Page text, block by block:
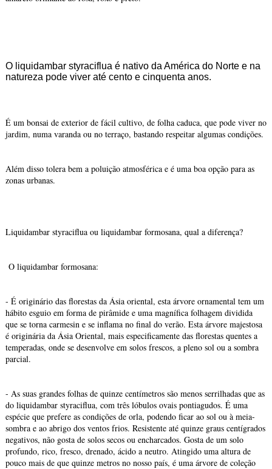
O liquidambar styraciflua é nativo da América do Norte e na
natureza pode viver até cento e cinquenta anos.
É um bonsai de exterior de fácil cultivo, de folha caduca, que pode viver no
jardim, numa varanda ou no terraço, bastando respeitar algumas condições.
Além disso tolera bem a poluição atmosférica e é uma boa opção para as
zonas urbanas.
Liquidambar styraciflua ou liquidambar formosana, qual a diferença?
O liquidambar formosana:
- É originário das florestas da Ásia oriental, esta árvore ornamental tem um
hábito esguio em forma de pirâmide e uma magnífica folhagem dividida
que se torna carmesin e se inflama no final do verão. Esta árvore majestosa
é originária da Ásia Oriental, mais especificamente das florestas quentes a
temperadas, onde se desenvolve em solos frescos, a pleno sol ou a sombra
parcial.
- As suas grandes folhas de quinze centímetros são menos serrilhadas que as
do liquidambar styraciflua, com três lóbulos ovais pontiagudos. É uma
espécie que prefere as condições de orla, podendo ficar ao sol ou à meia-
sombra e ao abrigo dos ventos frios. Resistente até quinze graus centígrados
negativos, não gosta de solos secos ou encharcados. Gosta de um solo
profundo, rico, fresco, drenado, ácido a neutro. Atingido uma altura de
pouco mais de que quinze metros no nosso país, é uma árvore de coleção